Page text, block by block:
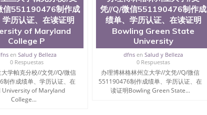
塞州立大学学位证（San Jose State University）圣何塞州
何塞州立大学结业证（San Jose State University）圣何塞州
何塞州立大学结业证（San Jose State University）圣何塞州
塞州立大学学位证（San Jose State University）圣何塞州
何塞州立大学学历证书（San Jose State University）圣何
）澳洲读书未毕业找人做文凭学位qq微信551190476澳洲
澳洲读本科硕士做文凭/购买澳洲大学毕业证成绩单假文凭
读书未毕业找人做文凭学位qq微信551190476澳洲读CQU中
本科硕士做文凭/购买澳洲大学毕业证成绩单假文凭学历办
绩单、学历认证、在读证明College of William and Mary
信551190476制作成
学历认证、在读证明
of Maryland
College P
en Salud y Belleza
0 Respuestas
大学帕克分校//文凭//Q/微信
制作成绩单、学历认证、在
University of Maryland
College...
凭//Q/微信551190476制作成
绩单、学历认证、在读证明
Bowling Green State
University
dfns enSalud y Belleza
0 Respuestas
办理博林格林州立大学//文凭//Q/微信
551190476制作成绩单、学历认证、在
读证明Bowling Green State...